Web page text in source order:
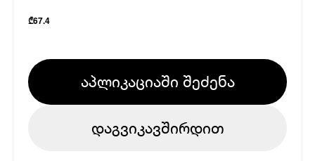
₾67.4
აპლიკაციაში შეძენა
დაგვიკავშირდით